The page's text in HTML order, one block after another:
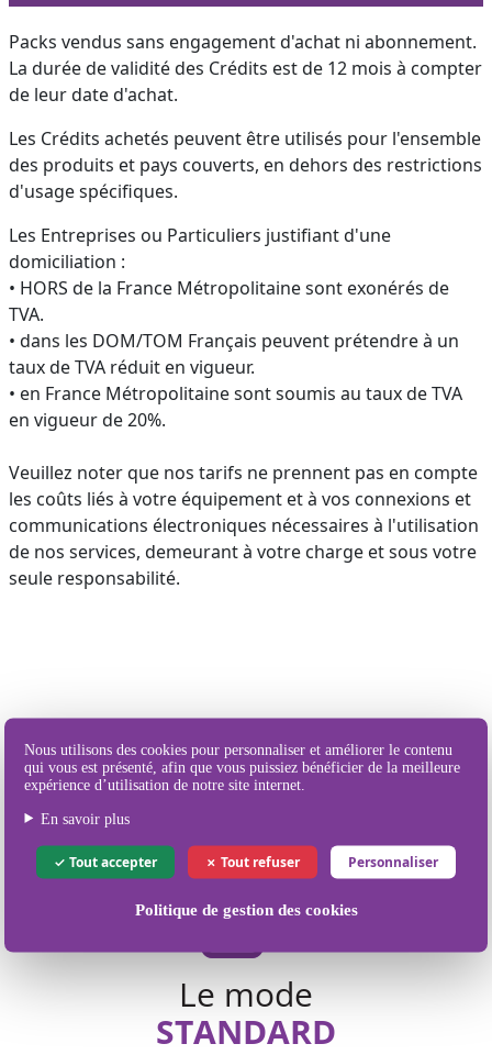
Nous utilisons des cookies pour personnaliser et améliorer le contenu
qui vous est présenté, afin que vous puissiez bénéficier de la meilleure
expérience d’utilisation de notre site internet.
En savoir plus
Tout accepter Tout refuser Personnaliser
Politique de gestion des cookies
Packs vendus sans engagement d'achat ni abonnement.
La durée de validité des Crédits est de 12 mois à compter
de leur date d'achat.
Les Crédits achetés peuvent être utilisés pour l'ensemble
des produits et pays couverts, en dehors des restrictions
d'usage spécifiques.
Les Entreprises ou Particuliers justifiant d'une
domiciliation :
• HORS de la France Métropolitaine sont exonérés de
TVA.
• dans les DOM/TOM Français peuvent prétendre à un
taux de TVA réduit en vigueur.
• en France Métropolitaine sont soumis au taux de TVA
en vigueur de 20%.
Veuillez noter que nos tarifs ne prennent pas en compte
les coûts liés à votre équipement et à vos connexions et
communications électroniques nécessaires à l'utilisation
de nos services, demeurant à votre charge et sous votre
seule responsabilité.
Nos différents
modes d'envoi de SMS
Le mode
STANDARD